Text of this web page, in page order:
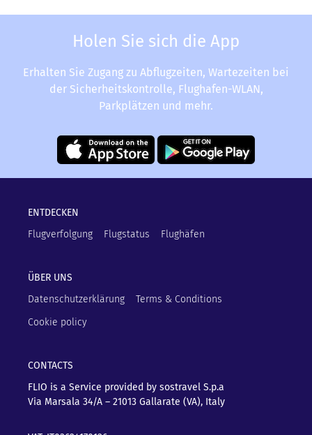
Holen Sie sich die App
Erhalten Sie Zugang zu Abflugzeiten, Wartezeiten bei
der Sicherheitskontrolle, Flughafen-WLAN,
Parkplätzen und mehr.
ENTDECKEN
Flugverfolgung
Flugstatus Flughäfen
ÜBER UNS
Datenschutzerklärung
Terms & Conditions
Cookie policy
CONTACTS
FLIO is a Service provided by sostravel S.p.a
Via Marsala 34/A – 21013 Gallarate (VA), Italy